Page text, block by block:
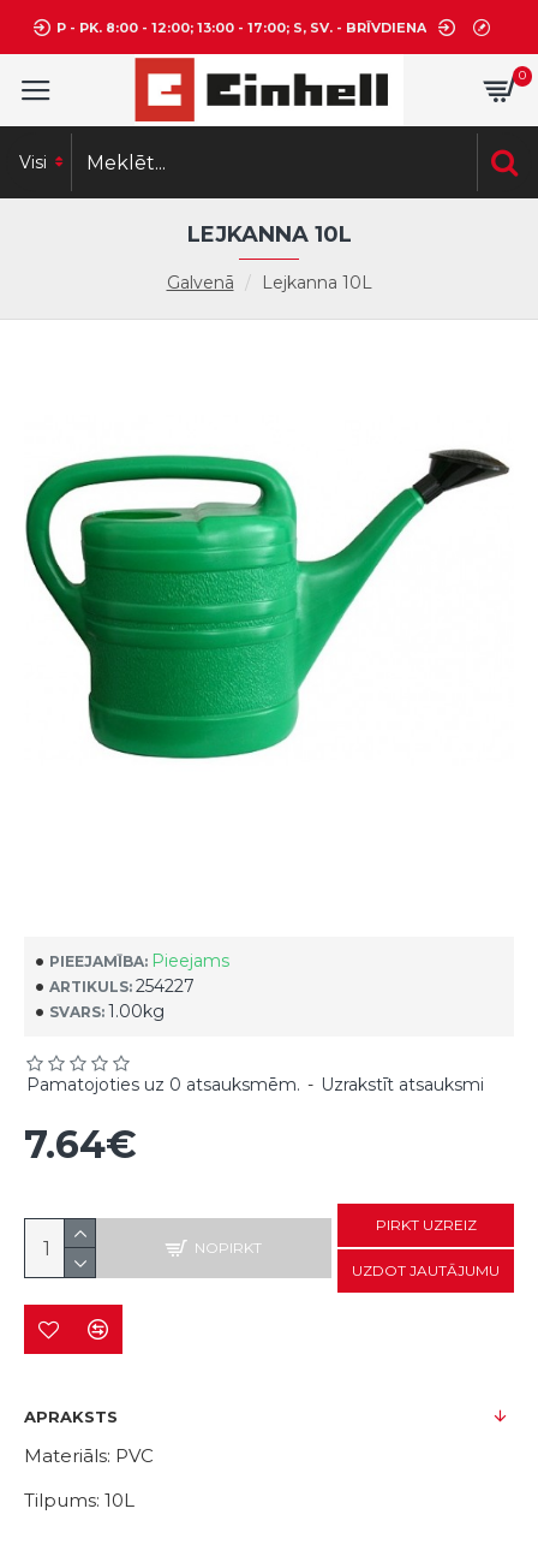
P - PK. 8:00 - 12:00; 13:00 - 17:00; S, SV. - BRĪVDIENA
0
Visi
Galvenā Lejkanna 10L
LEJKANNA 10L
PIEEJAMĪBA: Pieejams
ARTIKULS: 254227
SVARS: 1.00kg
Pamatojoties uz 0 atsauksmēm. - Uzrakstīt atsauksmi
7.64€
NOPIRKT
PIRKT UZREIZ
UZDOT JAUTĀJUMU
APRAKSTS
Materiāls: PVC
Tilpums: 10L